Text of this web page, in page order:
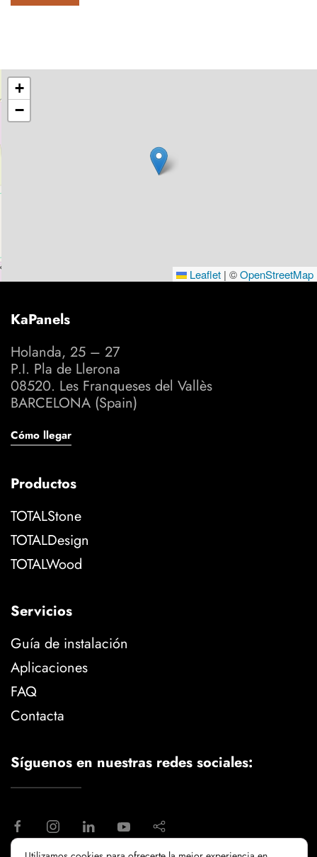
+
−
Leaflet | ©OpenStreetMap
KaPanels
Holanda, 25 – 27
P.I. Pla de Llerona
08520. Les Franqueses del Vallès
BARCELONA (Spain)
Cómo llegar
Productos
TOTALStone
TOTALDesign
TOTALWood
Servicios
Guía de instalación
Aplicaciones
FAQ
Contacta
Síguenos en nuestras redes sociales: